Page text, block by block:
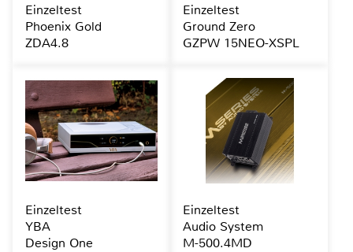
Einzeltest
Phoenix Gold
ZDA4.8
Einzeltest
Ground Zero
GZPW 15NEO-XSPL
Einzeltest
YBA
Design One
Einzeltest
Audio System
M-500.4MD